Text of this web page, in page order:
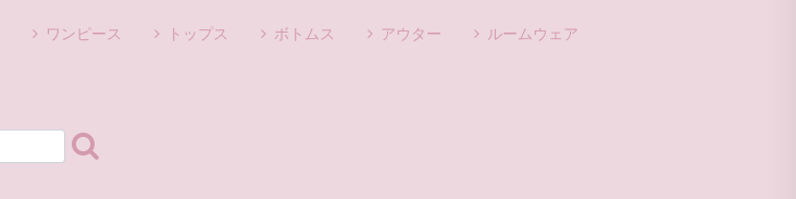
ワンピース トップス ボトムス アウター
ルームウェア